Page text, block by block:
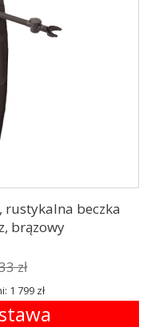
rustykalna beczka
brązowy
zł
1 799 zł